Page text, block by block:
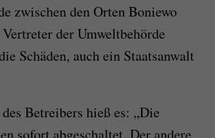
zwischen den Orten Boniewo
der Umweltbehörde
Schäden, auch ein Staatsanwalt
Betreibers hieß es: „Die